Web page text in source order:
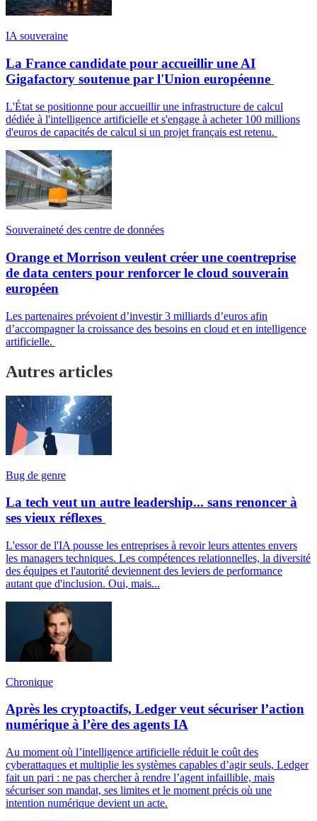
IA souveraine
La France candidate pour accueillir une AI
Gigafactory soutenue par l'Union européenne
L'État se positionne pour accueillir une infrastructure de calcul
dédiée à l'intelligence artificielle et s'engage à acheter 100 millions
d'euros de capacités de calcul si un projet français est retenu.
Souveraineté des centre de données
Orange et Morrison veulent créer une coentreprise
de data centers pour renforcer le cloud souverain
européen
Les partenaires prévoient d’investir 3 milliards d’euros afin
d’accompagner la croissance des besoins en cloud et en intelligence
artificielle.
Autres articles
Bug de genre
La tech veut un autre leadership... sans renoncer à
ses vieux réflexes
L'essor de l'IA pousse les entreprises à revoir leurs attentes envers
les managers techniques. Les compétences relationnelles, la diversité
des équipes et l'autorité deviennent des leviers de performance
autant que d'inclusion. Oui, mais...
Chronique
Après les cryptoactifs, Ledger veut sécuriser l’action
numérique à l’ère des agents IA
Au moment où l’intelligence artificielle réduit le coût des
cyberattaques et multiplie les systèmes capables d’agir seuls, Ledger
fait un pari : ne pas chercher à rendre l’agent infaillible, mais
sécuriser son mandat, ses limites et le moment précis où une
intention numérique devient un acte.